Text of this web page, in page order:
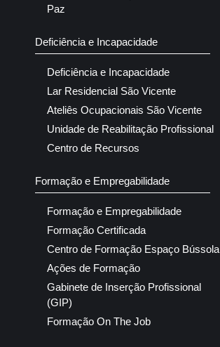
Paz
Deficiência e Incapacidade
Deficiência e Incapacidade
Lar Residencial São Vicente
Ateliês Ocupacionais São Vicente
Unidade de Reabilitação Profissional
Centro de Recursos
Formação e Empregabilidade
Formação e Empregabilidade
Formação Certificada
Centro de Formação Espaço Bússola
Ações de Formação
Gabinete de Inserção Profissional
(GIP)
Formação On The Job